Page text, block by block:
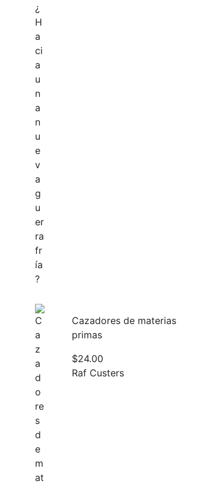
Cazadores de materias
primas
$24.00
Raf Custers